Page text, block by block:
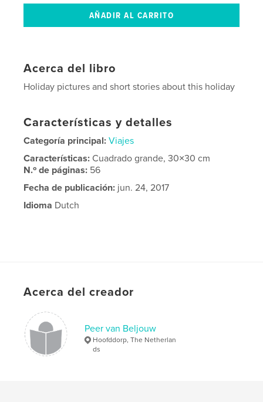
Acerca del libro
Holiday pictures and short stories about this holiday
Características y detalles
Categoría principal: Viajes
Características:Cuadrado grande, 30×30 cm
N.º de páginas: 56
Fecha de publicación: jun. 24, 2017
Idioma Dutch
Acerca del creador
Peer van Beljouw
Hoofddorp, The Netherlan
ds